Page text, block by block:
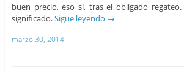
buen precio, eso sí, tras el obligado
significado.Sigue leyendo →
marzo 30, 2014